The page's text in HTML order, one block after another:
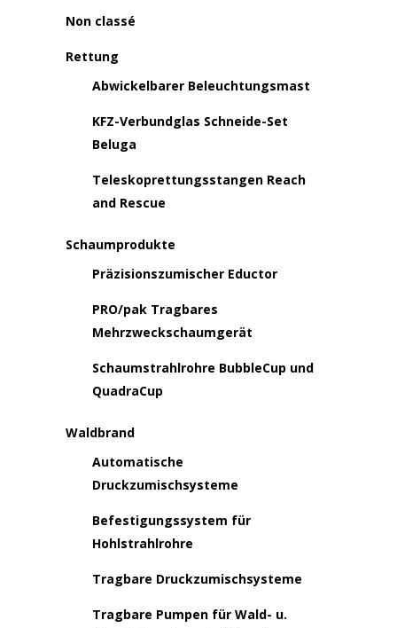
Non classé
Rettung
Abwickelbarer Beleuchtungsmast
KFZ-Verbundglas Schneide-Set
Beluga
Teleskoprettungsstangen Reach
and Rescue
Schaumprodukte
Präzisionszumischer Eductor
PRO/pak Tragbares
Mehrzweckschaumgerät
Schaumstrahlrohre BubbleCup und
QuadraCup
Waldbrand
Automatische
Druckzumischsysteme
Befestigungssystem für
Hohlstrahlrohre
Tragbare Druckzumischsysteme
Tragbare Pumpen für Wald- u.